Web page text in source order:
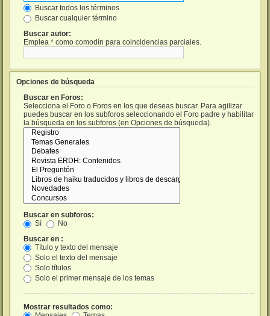
Buscar todos los términos
Buscar cualquier término
Buscar autor:
Emplea * como comodín para coincidencias parciales.
Opciones de búsqueda
Buscar en Foros:
Selecciona el Foro o Foros en los que deseas buscar. Para agilizar
puedes buscar en los subforos seleccionando el Foro padre y habilitar
la búsqueda en los subforos (en Opciones de búsqueda).
Buscar en subforos:
Sí
No
Buscar en :
Título y texto del mensaje
Solo el texto del mensaje
Solo títulos
Solo el primer mensaje de los temas
Mostrar resultados como: